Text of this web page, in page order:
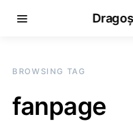
BROWSING TAG
fanpage